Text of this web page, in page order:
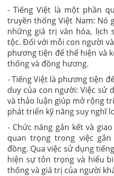
- Tiếng Việt là một phần
truyền thống Việt Nam: Nó
những giá trị văn hóa, lịch
tộc. Đối với mỗi con người
phương tiện để thể hiện và
thống và đồng hương.
- Tiếng Việt là phương tiện
duy của con người: Việc sử
và thảo luận giúp mở rộng
phát triển kỹ năng suy nghĩ
- Chức năng gắn kết và
quan trọng trong việc
đồng. Qua việc sử dụng
hiện sự tôn trọng và hiểu
thống và giá trị của người